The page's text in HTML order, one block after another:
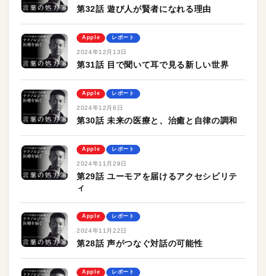
第32話 遊び人が賢者になれる理由
Apple レポート
2024年12月13日
第31話 目で聞いて耳で見る新しい世界
Apple レポート
2024年12月6日
第30話 未来の医療と、治癒と自律の調和
Apple レポート
2024年11月29日
第29話 ユーモアを届けるアクセシビリテ
ィ
Apple レポート
2024年11月22日
第28話 声がつなぐ対話の可能性
Apple レポート